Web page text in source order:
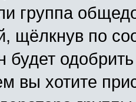
группа
щёлкнув по
будет
вы хотите